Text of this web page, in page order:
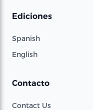
Ediciones
Spanish
English
Contacto
Contact Us